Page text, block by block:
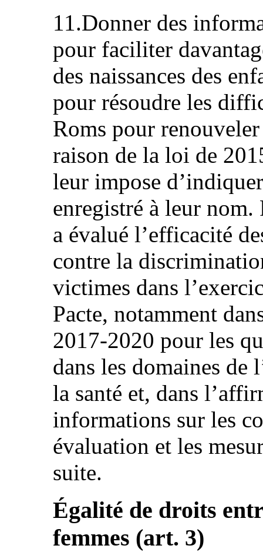
11.Donner des
pour faciliter
des naissances des
pour résoudre les
Roms pour
raison de la loi de
leur impose
enregistré à leur nom.
a évalué l’efficacité
contre la
victimes dans
Pacte, notamment
2017-2020 pour les
dans les domaines de
la santé et, dans
informations sur les
évaluation et les
suite.
Égalité de droits
femmes (art. 3)